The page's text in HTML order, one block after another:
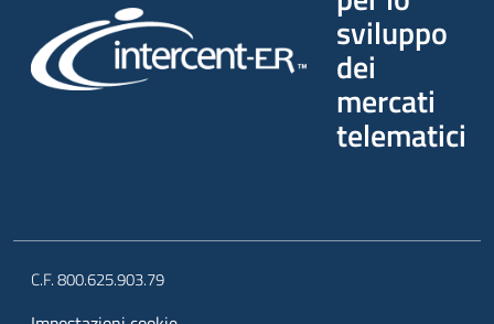
sviluppo
dei
mercati
telematici
C.F. 800.625.903.79